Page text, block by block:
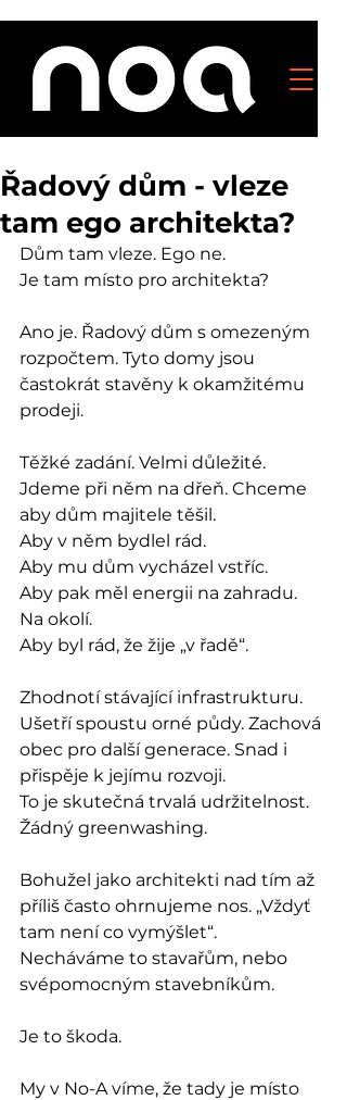
Řadový dům - vleze
tam ego architekta?
Dům tam vleze. Ego ne.
Je tam místo pro architekta?
Ano je. Řadový dům s omezeným
rozpočtem. Tyto domy jsou
častokrát stavěny k okamžitému
prodeji.
Těžké zadání. Velmi důležité.
Jdeme při něm na dřeň. Chceme
aby dům majitele těšil.
Aby v něm bydlel rád.
Aby mu dům vycházel vstříc.
Aby pak měl energii na zahradu.
Na okolí.
Aby byl rád, že žije „v řadě“.
Zhodnotí stávající infrastrukturu.
Ušetří spoustu orné půdy. Zachová
obec pro další generace. Snad i
přispěje k jejímu rozvoji.
To je skutečná trvalá udržitelnost.
Žádný greenwashing.
Bohužel jako architekti nad tím až
příliš často ohrnujeme nos. „Vždyť
tam není co vymýšlet“.
Necháváme to stavařům, nebo
svépomocným stavebníkům.
Je to škoda.
My v No-A víme, že tady je místo